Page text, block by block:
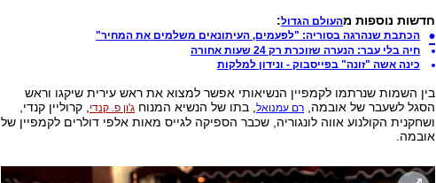
חדשות נוספות מהעולם הגדול:
הכתבת שנהרגה בסוריה: "לפעמים, העיתונאים משלמים את המחיר"
חיה בלי עבר: הנערה שזוכרת רק 24 שעות אחורה
כינה אשה "זונה" בפייסבוק - ונידון למלקות
בין השמות שנרתמו לקמפיין הנשיאותי אפשר למצוא את ראש עירית שיקגו וראש
הסגל לשעבר של אובמה, רם עמנואל, בתו של הנשיא המנוח ג'ון פ. קנדי, קרוליין קנדי,
ושחקנית הקולנוע אווה לונגוריה, שכבר הספיקה לגייס מאות אלפי דולרים לקמפיין של
אובמה.